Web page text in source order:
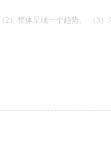
）整体呈现一个趋势。 （3